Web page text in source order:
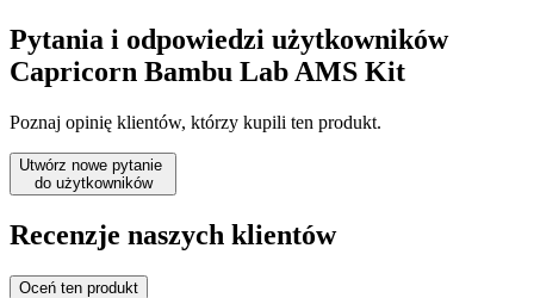
Pytania i odpowiedzi użytkowników
Capricorn Bambu Lab AMS Kit
Poznaj opinię klientów, którzy kupili ten produkt.
Utwórz nowe pytanie
do użytkowników
Recenzje naszych klientów
Oceń ten produkt